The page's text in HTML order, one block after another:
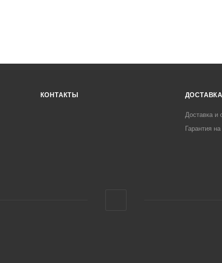
КОНТАКТЫ
Доставка и
Гарантия